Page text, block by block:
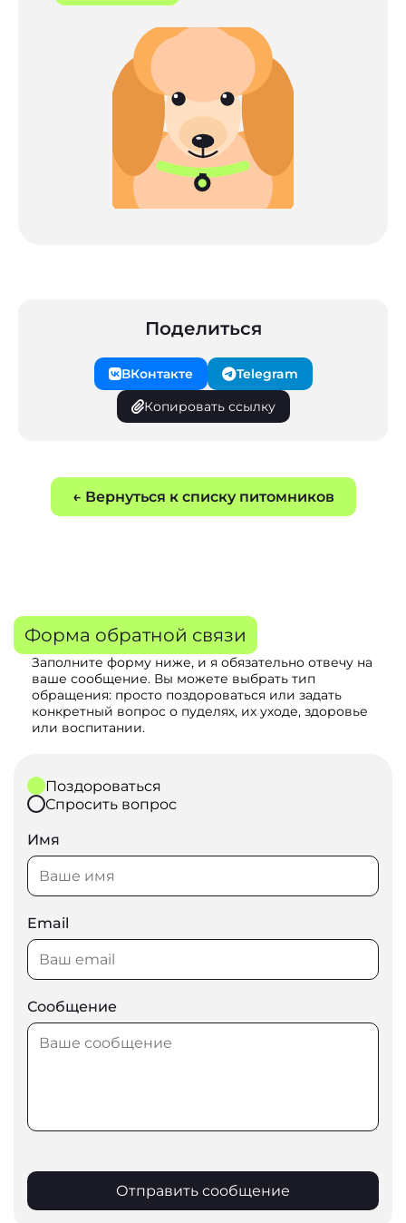
Поделиться
ВКонтакте
Telegram
Копировать ссылку
← Вернуться к списку питомников
Форма обратной связи
Заполните форму ниже, и я обязательно отвечу на
ваше сообщение. Вы можете выбрать тип
обращения: просто поздороваться или задать
конкретный вопрос о пуделях, их уходе, здоровье
или воспитании.
Поздороваться
Спросить вопрос
Имя
Email
Сообщение
Отправить сообщение